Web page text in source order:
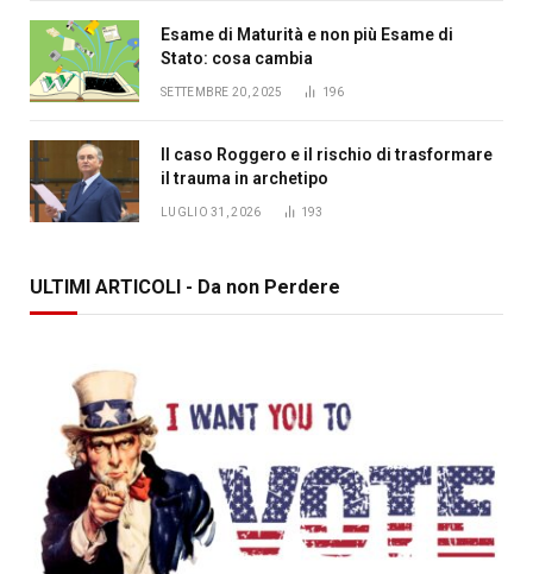
Esame di Maturità e non più Esame di
Stato: cosa cambia
SETTEMBRE 20, 2025 196
Il caso Roggero e il rischio di trasformare
il trauma in archetipo
LUGLIO 31, 2026 193
ULTIMI ARTICOLI - Da non Perdere